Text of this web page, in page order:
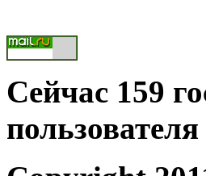
Сейчас 159